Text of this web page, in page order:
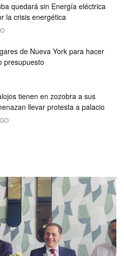
quedará sin Energía eléctrica
la crisis energética
de Nueva York para hacer
presupuesto
tienen en zozobra a sus
llevar protesta a palacio